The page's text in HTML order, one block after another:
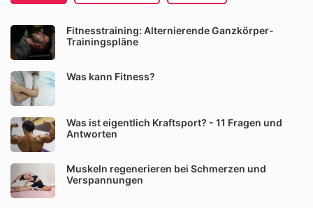
Fitnesstraining: Alternierende Ganzkörper-
Trainingspläne
Was kann Fitness?
Was ist eigentlich Kraftsport? - 11 Fragen und
Antworten
Muskeln regenerieren bei Schmerzen und
Verspannungen